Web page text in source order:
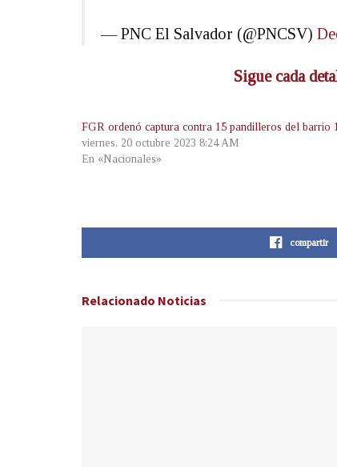
— PNC El Salvador (@PNCSV)
Sigue cada
FGR ordenó captura contra 15 pandilleros del barrio
viernes, 20 octubre 2023 8:24 AM
En «Nacionales»
compartir
Relacionado Noticias